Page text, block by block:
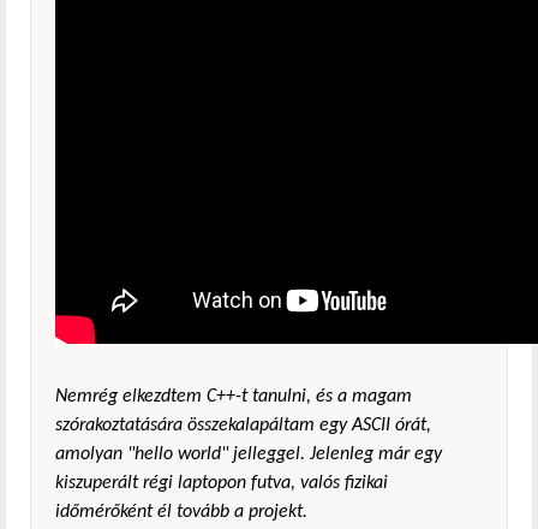
Nemrég elkezdtem C++-t tanulni, és a magam
szórakoztatására összekalapáltam egy ASCII órát,
amolyan "hello world" jelleggel. Jelenleg már egy
kiszuperált régi laptopon futva, valós fizikai
időmérőként él tovább a projekt.